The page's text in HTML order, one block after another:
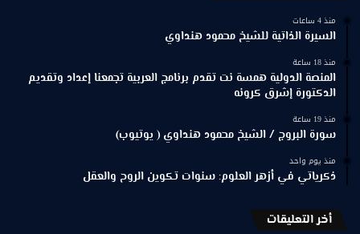
منذ 4 ساعات
السيرة الذاتية للشيخ محمود هنداوي
منذ 18 ساعة
المنصة الدولية همسة نت تقدم برنامج العربية تجمعنا إعداد وتقديم
الدكتورة إشرق كرونه
منذ 19 ساعة
سورة البروج / الشيخ محمود هنداوي ( يوتيوب)
منذ يوم واحد
ذكرياتي في أزهر العلوم: سنوات تكوين الروح والعقل
أخر التعليقات